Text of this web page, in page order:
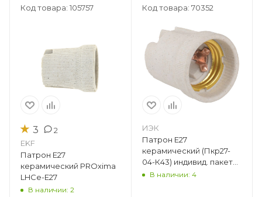
Код товара: 105757
★ 3 2
EKF
Патрон Е27
керамический PROxima
LHCe-E27
В наличии: 2
Код товара: 70352
ИЭК
Патрон Е27
керамический (Пкр27-
04-К43) индивид. пакет
EPC10-04-02-K01
В наличии: 4